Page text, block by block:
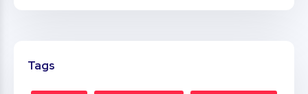
Tags